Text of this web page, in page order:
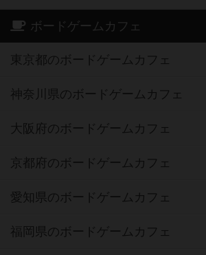
ボードゲームカフェ
東京都のボードゲームカフェ
神奈川県のボードゲームカフェ
大阪府のボードゲームカフェ
京都府のボードゲームカフェ
愛知県のボードゲームカフェ
福岡県のボードゲームカフェ